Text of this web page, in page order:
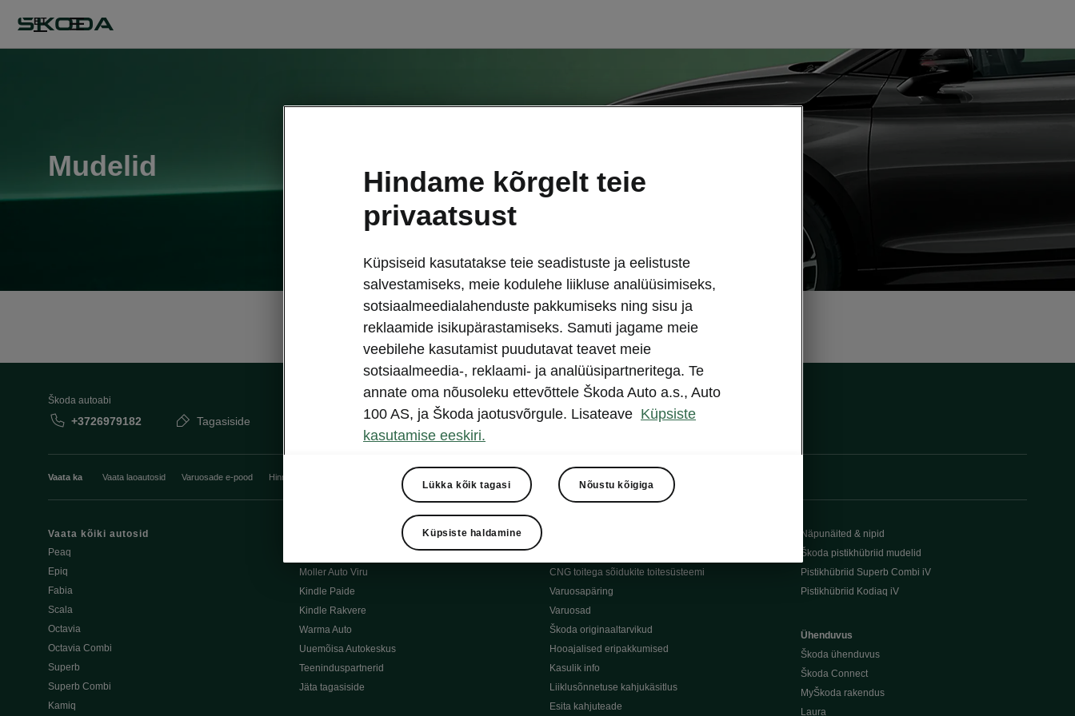
ET
Mudelid
Škoda autoabi
+3726979182 Tagasiside
Vaata ka Vaata laoautosid Varuosade e-pood Hinnakirjad Konfiguraator
Vaata kõiki autosid
Peaq
Epiq
Fabia
Scala
Octavia
Octavia Combi
Superb
Superb Combi
Kamiq
Moller Auto Viru
Kindle Paide
Kindle Rakvere
Warma Auto
Uuemõisa Autokeskus
Teeninduspartnerid
Jäta tagasiside
CNG toitega sõidukite toitesüsteemi
Varuosapäring
Varuosad
Škoda originaaltarvikud
Hooajalised eripakkumised
Kasulik info
Liiklusõnnetuse kahjukäsitlus
Esita kahjuteade
Näpunäited & nipid
Škoda pistikhübriid mudelid
Pistikhübriid Superb Combi iV
Pistikhübriid Kodiaq iV
Ühenduvus
Škoda ühenduvus
Škoda Connect
MyŠkoda rakendus
Laura
Hindame kõrgelt teie
privaatsust
Küpsiseid kasutatakse teie seadistuste ja eelistuste
salvestamiseks, meie kodulehe liikluse analüüsimiseks,
sotsiaalmeedialahenduste pakkumiseks ning sisu ja
reklaamide isikupärastamiseks. Samuti jagame meie
veebilehe kasutamist puudutavat teavet meie
sotsiaalmeedia-, reklaami- ja analüüsipartneritega. Te
annate oma nõusoleku ettevõttele Škoda Auto a.s., Auto
100 AS, ja Škoda jaotusvõrgule. Lisateave Küpsiste
kasutamise eeskiri.
Lükka kõik tagasi Nõustu kõigiga
Küpsiste haldamine